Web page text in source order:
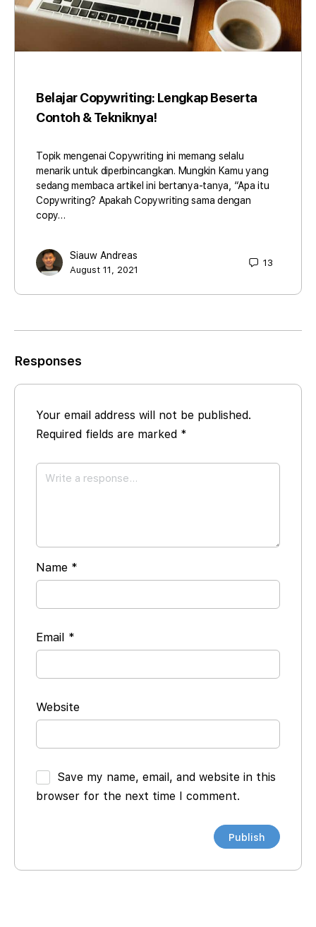
Belajar Copywriting: Lengkap Beserta
Contoh & Tekniknya!
Topik mengenai Copywriting ini memang selalu
menarik untuk diperbincangkan. Mungkin Kamu yang
sedang membaca artikel ini bertanya-tanya, “Apa itu
Copywriting? Apakah Copywriting sama dengan
copy…
Siauw Andreas
August 11, 2021
13
Responses
Your email address will not be published.
Required fields are marked *
Name *
Email *
Website
Save my name, email, and website in this
browser for the next time I comment.